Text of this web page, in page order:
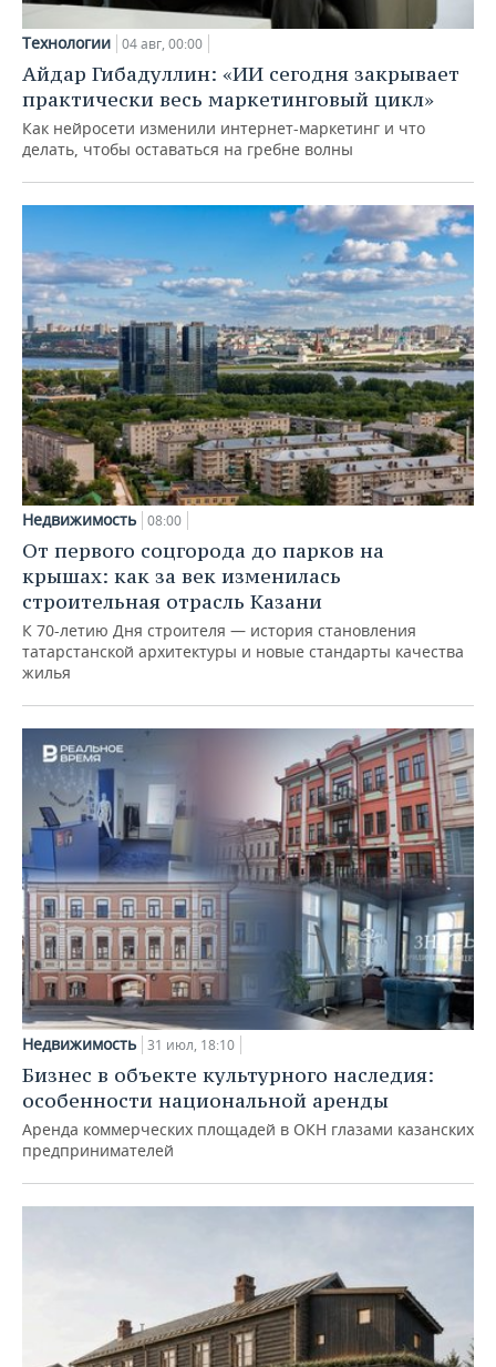
Технологии 04 авг, 00:00
Айдар Гибадуллин: «ИИ сегодня закрывает
практически весь маркетинговый цикл»
Как нейросети изменили интернет-маркетинг и что
делать, чтобы оставаться на гребне волны
Недвижимость 08:00
От первого соцгорода до парков на
крышах: как за век изменилась
строительная отрасль Казани
К 70-летию Дня строителя — история становления
татарстанской архитектуры и новые стандарты качества
жилья
Недвижимость 31 июл, 18:10
Бизнес в объекте культурного наследия:
особенности национальной аренды
Аренда коммерческих площадей в ОКН глазами казанских
предпринимателей